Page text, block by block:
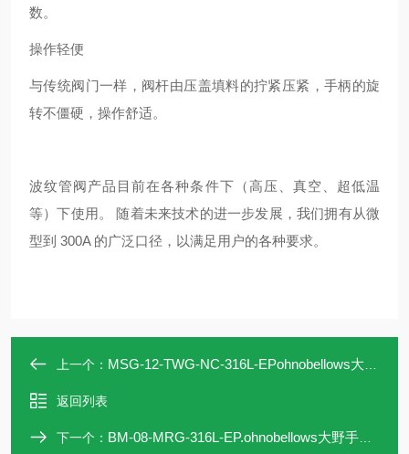
数。
操作轻便
与传统阀门一样，阀杆由压盖填料的拧紧压紧，手柄的旋
转不僵硬，操作舒适。
波纹管阀产品目前在各种条件下（高压、真空、超低温
等）下使用。 随着未来技术的进一步发展，我们拥有从微
型到 300A 的广泛口径，以满足用户的各种要求。
上一个： MSG-12-TWG-NC-316L-EPohnobellows大野手动阀MSG-12-TWG-NC-316L
返回列表
下一个： BM-08-MRG-316L-EP.ohnobellows大野手动阀BM-08-MRG-316L-EP